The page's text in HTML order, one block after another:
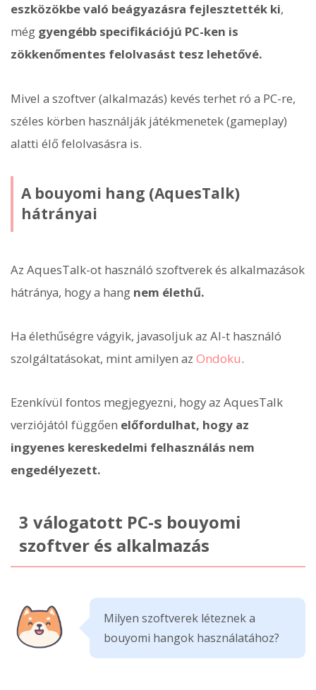
eszközökbe való beágyazásra fejlesztették ki,
még gyengébb specifikációjú PC-ken is
zökkenőmentes felolvasást tesz lehetővé.
Mivel a szoftver (alkalmazás) kevés terhet ró a PC-re,
széles körben használják játékmenetek (gameplay)
alatti élő felolvasásra is.
A bouyomi hang (AquesTalk)
hátrányai
Az AquesTalk-ot használó szoftverek és alkalmazások
hátránya, hogy a hang nem élethű.
Ha élethűségre vágyik, javasoljuk az AI-t használó
szolgáltatásokat, mint amilyen az Ondoku.
Ezenkívül fontos megjegyezni, hogy az AquesTalk
verziójától függően előfordulhat, hogy az
ingyenes kereskedelmi felhasználás nem
engedélyezett.
3 válogatott PC-s bouyomi
szoftver és alkalmazás
Milyen szoftverek léteznek a
bouyomi hangok használatához?